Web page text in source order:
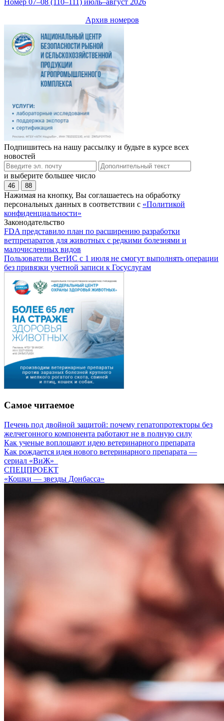
Архив номеров
Подпишитесь на нашу рассылку и будьте в курсе всех
новостей
и выберите большее число
46 88
Нажимая на кнопку, Вы соглашаетесь на обработку
персональных данных в соответствии с «Политикой
конфиденциальности»
Законодательство
FDA представило план по расширению разработки
ветпрепаратов для животных с редкими болезнями и
малочисленных видов
Пользователи ВетИС с 1 июля не смогут выполнять операции
без привязки учетной записи к Госуслугам
Самое читаемое
Печень под двойной защитой: почему гепатопротекторы без
желчегонного компонента работают не в полную силу
Как ученые воплощают идею ветеринарного препарата
Как рождается идея нового ветеринарного препарата —
сериал «ВиЖ»
СПЕЦПРОЕКТ
«Кошки — звезды Донбасса»